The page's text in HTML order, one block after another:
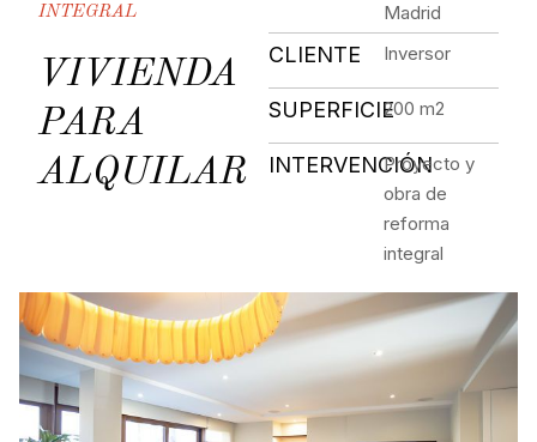
INTEGRAL
VIVIENDA
PARA
ALQUILAR
Madrid
CLIENTE Inversor
SUPERFICIE200 m2
INTERVENCIÓNProyecto y
obra de
reforma
integral